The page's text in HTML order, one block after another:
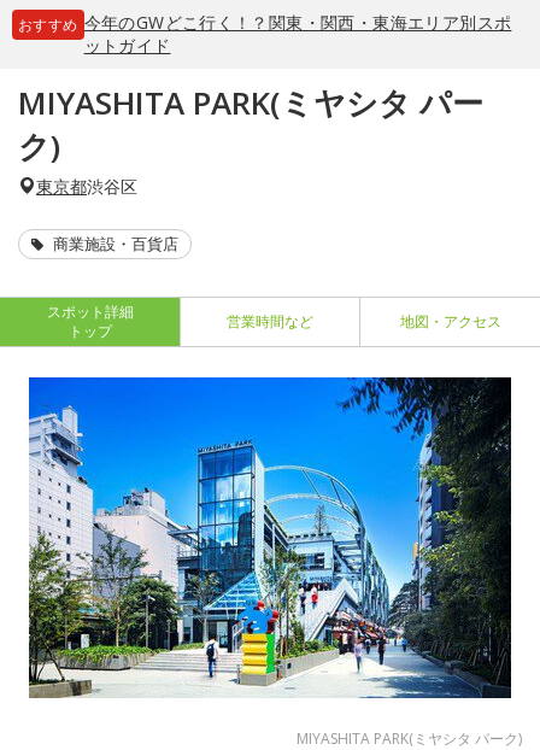
おすすめ 今年のGWどこ行く！？関東・関西・東海エリア別スポ
ットガイド
MIYASHITA PARK(ミヤシタ パー
ク)
東京都渋谷区
商業施設・百貨店
スポット詳細
トップ
営業時間など 地図・アクセス
MIYASHITA PARK(ミヤシタ パーク)